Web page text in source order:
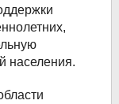
населения.